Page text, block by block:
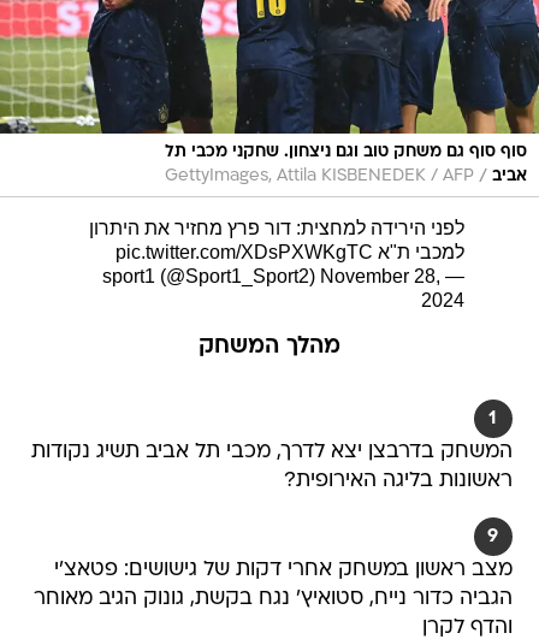
סוף סוף גם משחק טוב וגם ניצחון. שחקני מכבי תל
אביב /
GettyImages, Attila KISBENEDEK / AFP
לפני הירידה למחצית: דור פרץ מחזיר את היתרון
למכבי ת"א pic.twitter.com/XDsPXWKgTC
— sport1 (@Sport1_Sport2)
November 28,
2024
מהלך המשחק
1
המשחק בדרבצן יצא לדרך, מכבי תל אביב תשיג נקודות
ראשונות בליגה האירופית?
9
מצב ראשון במשחק אחרי דקות של גישושים: פטאצ'י
הגביה כדור נייח, סטואיץ' נגח בקשת, גונוק הגיב מאוחר
והדף לקרן